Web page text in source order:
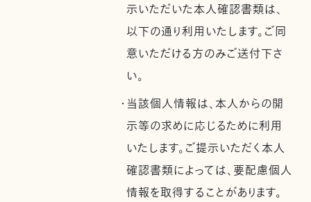
示いただいた本人確認書類は、
以下の通り利用いたします。ご同
意いただける方のみご送付下さ
い。
・当該個人情報は、本人からの開
示等の求めに応じるために利用
いたします。ご提示いただく本人
確認書類によっては、要配慮個人
情報を取得することがあります。